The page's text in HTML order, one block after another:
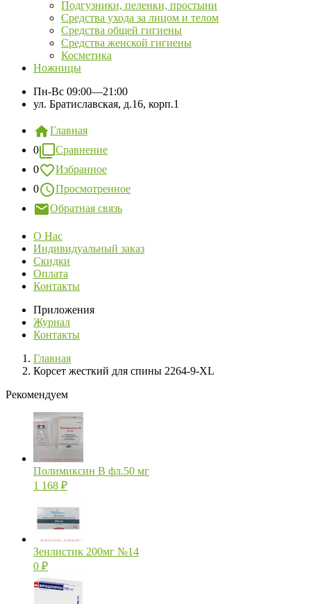
Подгузники, пеленки, простыни
Средства ухода за лицом и телом
Средства общей гигиены
Средства женской гигиены
Косметика
Ножницы
Пн-Вс 09:00—21:00
ул. Братиславская, д.16, корп.1
Главная
0
Сравнение
0
Избранное
0
Просмотренное
Обратная связь
О Нас
Индивидуальный заказ
Скидки
Оплата
Контакты
Приложения
Журнал
Контакты
Главная
Корсет жесткий для спины 2264-9-XL
Рекомендуем
Полимиксин В фл.50 мг
1 168 ₽
Зенлистик 200мг №14
0 ₽